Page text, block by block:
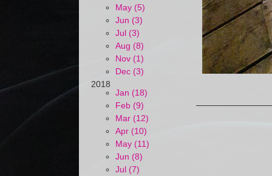
May (5)
Jun (3)
Jul (3)
Aug (8)
Nov (1)
Dec (3)
2018
Jan (18)
Feb (9)
Mar (12)
Apr (10)
May (11)
Jun (8)
Jul (7)